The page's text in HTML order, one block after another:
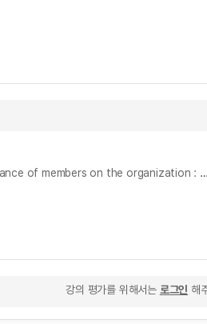
인공지능 기반 훈련이 조직 구성원의 직무성과에 미치는 영향 : 잡 크래프팅의 매개효과 및 인지적 유연성의 조절효과를 중심으로 = The Effect of AI based training on the job
강의 평가를 위해서는 로그인 해